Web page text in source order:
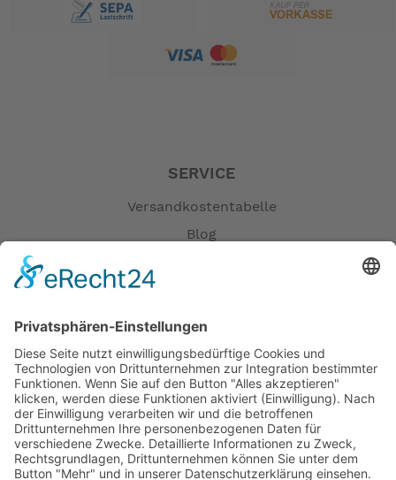
SERVICE
Versandkostentabelle
Blog
Versandpartner
Verfügbarkeiten
Zahlung und Versand
Datenschutz